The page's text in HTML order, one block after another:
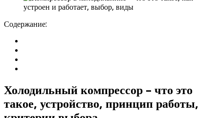
Содержание:
Холодильный компрессор – что это
такое, устройство, принцип работы,